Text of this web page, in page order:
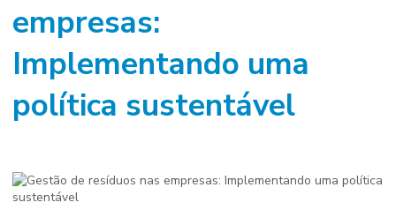
empresas:
Implementando uma
política sustentável